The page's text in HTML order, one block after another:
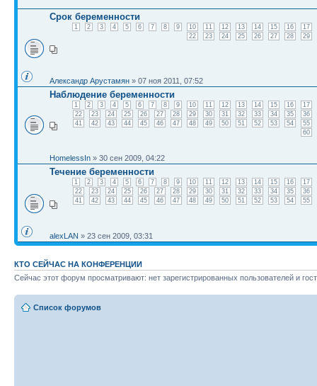
Срок беременности
1 2 3 4 5 6 7 8 9 10 11 12 13 14 15 16
17
22
23 24 25 26 27 28 29
Александр Арустамян » 07 ноя 2011, 07:52
Наблюдение беременности
1 2 3 4 5 6 7 8 9 10 11 12 13 14 15 16
17
22
23 24 25 26 27 28 29 30 31 32 33 34 35
36
41
42 43 44 45 46 47 48 49 50 51 52 53 54
55
60
HomelessIn » 30 сен 2009, 04:22
Течение беременности
1 2 3 4 5 6 7 8 9 10 11 12 13 14 15 16
17
22
23 24 25 26 27 28 29 30 31 32 33 34 35
36
41
42 43 44 45 46 47 48 49 50 51 52 53 54 55
alexLAN » 23 сен 2009, 03:31
КТО СЕЙЧАС НА КОНФЕРЕНЦИИ
Сейчас этот форум просматривают: нет зарегистрированных пользователей и
Список форумов